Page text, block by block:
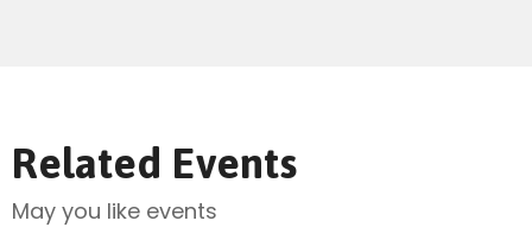
Related Events
May you like events